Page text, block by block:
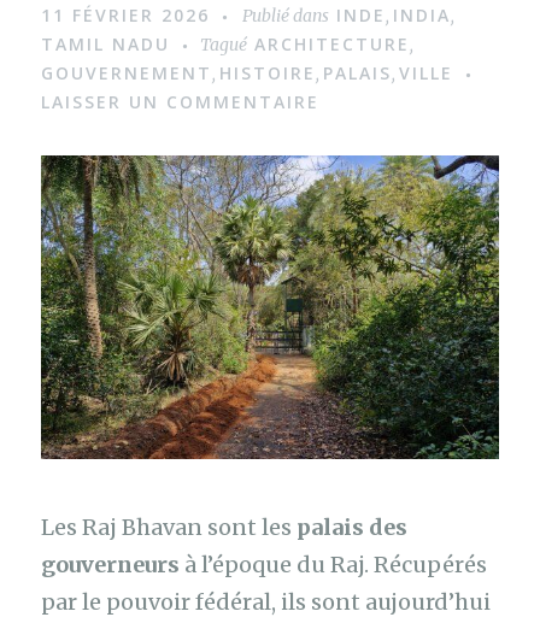
11 FÉVRIER 2026 Publié dans INDE, INDIA,
TAMIL NADU Tagué ARCHITECTURE,
GOUVERNEMENT, HISTOIRE, PALAIS,VILLE
LAISSER UN COMMENTAIRE
Les Raj Bhavan sont les palais des
gouverneurs à l’époque du Raj. Récupérés
par le pouvoir fédéral, ils sont aujourd’hui